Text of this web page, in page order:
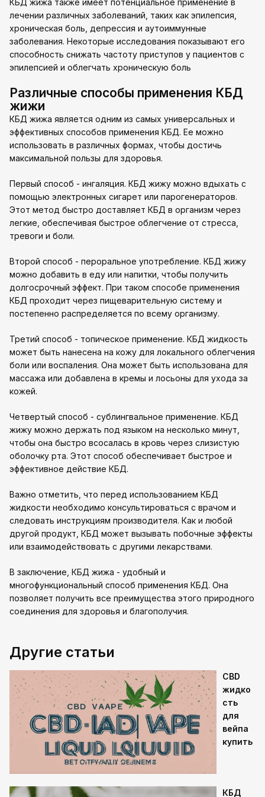
КБД жижа также имеет потенциальное применение в
лечении различных заболеваний, таких как эпилепсия,
хроническая боль, депрессия и аутоиммунные
заболевания. Некоторые исследования показывают его
способность снижать частоту приступов у пациентов с
эпилепсией и облегчать хроническую боль
Различные способы применения КБД
жижи
КБД жижа является одним из самых универсальных и
эффективных способов применения КБД. Ее можно
использовать в различных формах, чтобы достичь
максимальной пользы для здоровья.
Первый способ - ингаляция. КБД жижу можно вдыхать с
помощью электронных сигарет или парогенераторов.
Этот метод быстро доставляет КБД в организм через
легкие, обеспечивая быстрое облегчение от стресса,
тревоги и боли.
Второй способ - пероральное употребление. КБД жижу
можно добавить в еду или напитки, чтобы получить
долгосрочный эффект. При таком способе применения
КБД проходит через пищеварительную систему и
постепенно распределяется по всему организму.
Третий способ - топическое применение. КБД жидкость
может быть нанесена на кожу для локального облегчения
боли или воспаления. Она может быть использована для
массажа или добавлена в кремы и лосьоны для ухода за
кожей.
Четвертый способ - сублингвальное применение. КБД
жижу можно держать под языком на несколько минут,
чтобы она быстро всосалась в кровь через слизистую
оболочку рта. Этот способ обеспечивает быстрое и
эффективное действие КБД.
Важно отметить, что перед использованием КБД
жидкости необходимо консультироваться с врачом и
следовать инструкциям производителя. Как и любой
другой продукт, КБД может вызывать побочные эффекты
или взаимодействовать с другими лекарствами.
В заключение, КБД жижа - удобный и
многофункциональный способ применения КБД. Она
позволяет получить все преимущества этого природного
соединения для здоровья и благополучия.
Другие статьи
CBD
жидко
сть
для
вейпа
купить
КБД